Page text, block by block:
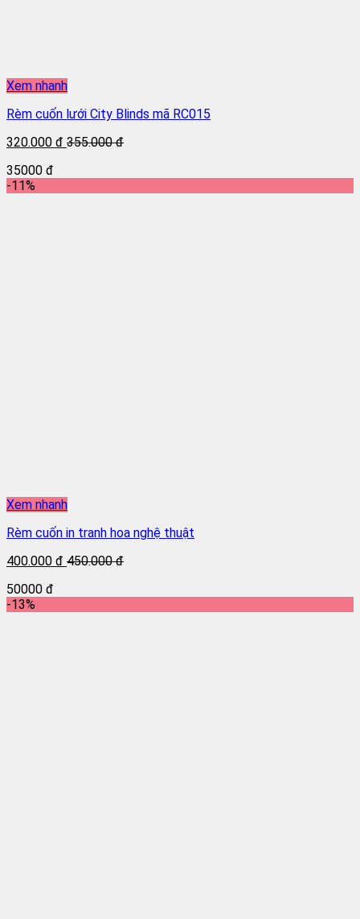
Xem nhanh
Rèm cuốn lưới City Blinds mã RC015
320.000 đ 355.000 đ
35000 đ
-11%
Xem nhanh
Rèm cuốn in tranh hoa nghệ thuật
400.000 đ 450.000 đ
50000 đ
-13%